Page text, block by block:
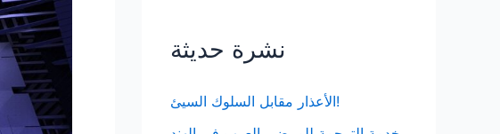
نشرة حديثة
الأعذار مقابل السلوك السيئ!